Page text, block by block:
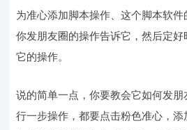
为准心添加脚本操作、这个脚本软
你发朋友圈的操作告诉它，然后定
它的操作。
说的简单一点，你要教会它如何发
行一步操作，都要点击粉色准心，添